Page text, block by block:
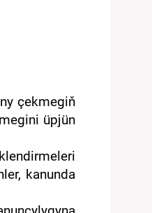
çekmegiň
üpjün
kanunda